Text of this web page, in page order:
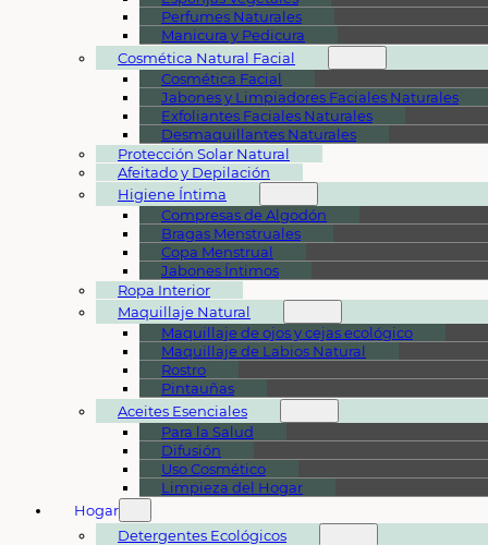
Perfumes Naturales
Manicura y Pedicura
Cosmética Natural Facial
Cosmética Facial
Jabones y Limpiadores Faciales Naturales
Exfoliantes Faciales Naturales
Desmaquillantes Naturales
Protección Solar Natural
Afeitado y Depilación
Higiene Íntima
Compresas de Algodón
Bragas Menstruales
Copa Menstrual
Jabones Íntimos
Ropa Interior
Maquillaje Natural
Maquillaje de ojos y cejas ecológico
Maquillaje de Labios Natural
Rostro
Pintauñas
Aceites Esenciales
Para la Salud
Difusión
Uso Cosmético
Limpieza del Hogar
Hogar
Detergentes Ecológicos